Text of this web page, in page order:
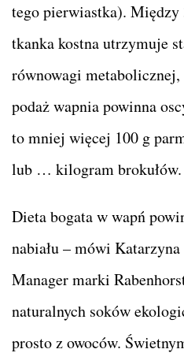
tego pierwiastka).
tkanka kostna utrzymuje
równowagi metabolicznej,
podaż wapnia powinna
to mniej więcej 100 g
lub … kilogram brokułów.
Dieta bogata w wapń
nabiału – mówi
Manager marki
naturalnych soków
prosto z owoców.